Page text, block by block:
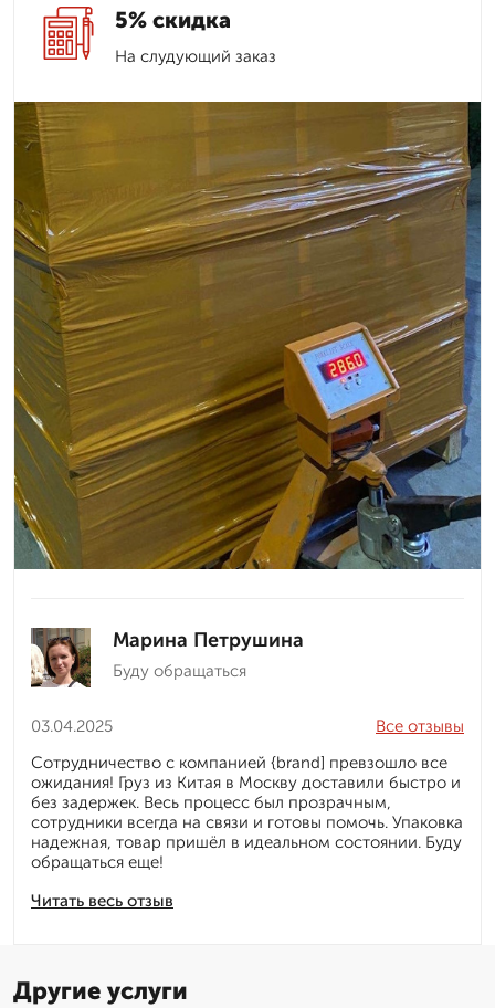
5% скидка
На слудующий заказ
Марина Петрушина
Буду обращаться
03.04.2025
Читать весь отзыв
Все отзывы
Сотрудничество с компанией {brand] превзошло все
ожидания! Груз из Китая в Москву доставили быстро и
без задержек. Весь процесс был прозрачным,
сотрудники всегда на связи и готовы помочь. Упаковка
надежная, товар пришёл в идеальном состоянии. Буду
обращаться еще!
Другие услуги